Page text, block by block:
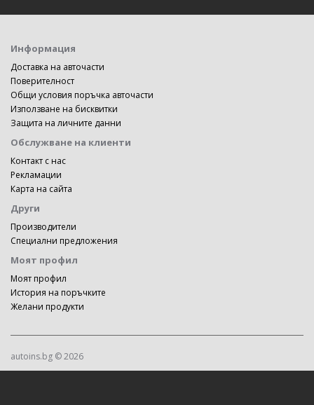
Информация
Доставка на авточасти
Поверителност
Общи условия поръчка авточасти
Използване на бисквитки
Защита на личните данни
Обслужване на клиенти
Контакт с нас
Рекламации
Карта на сайта
Други
Производители
Специални предложения
Моят профил
Моят профил
История на поръчките
Желани продукти
autoins.bg © 2026